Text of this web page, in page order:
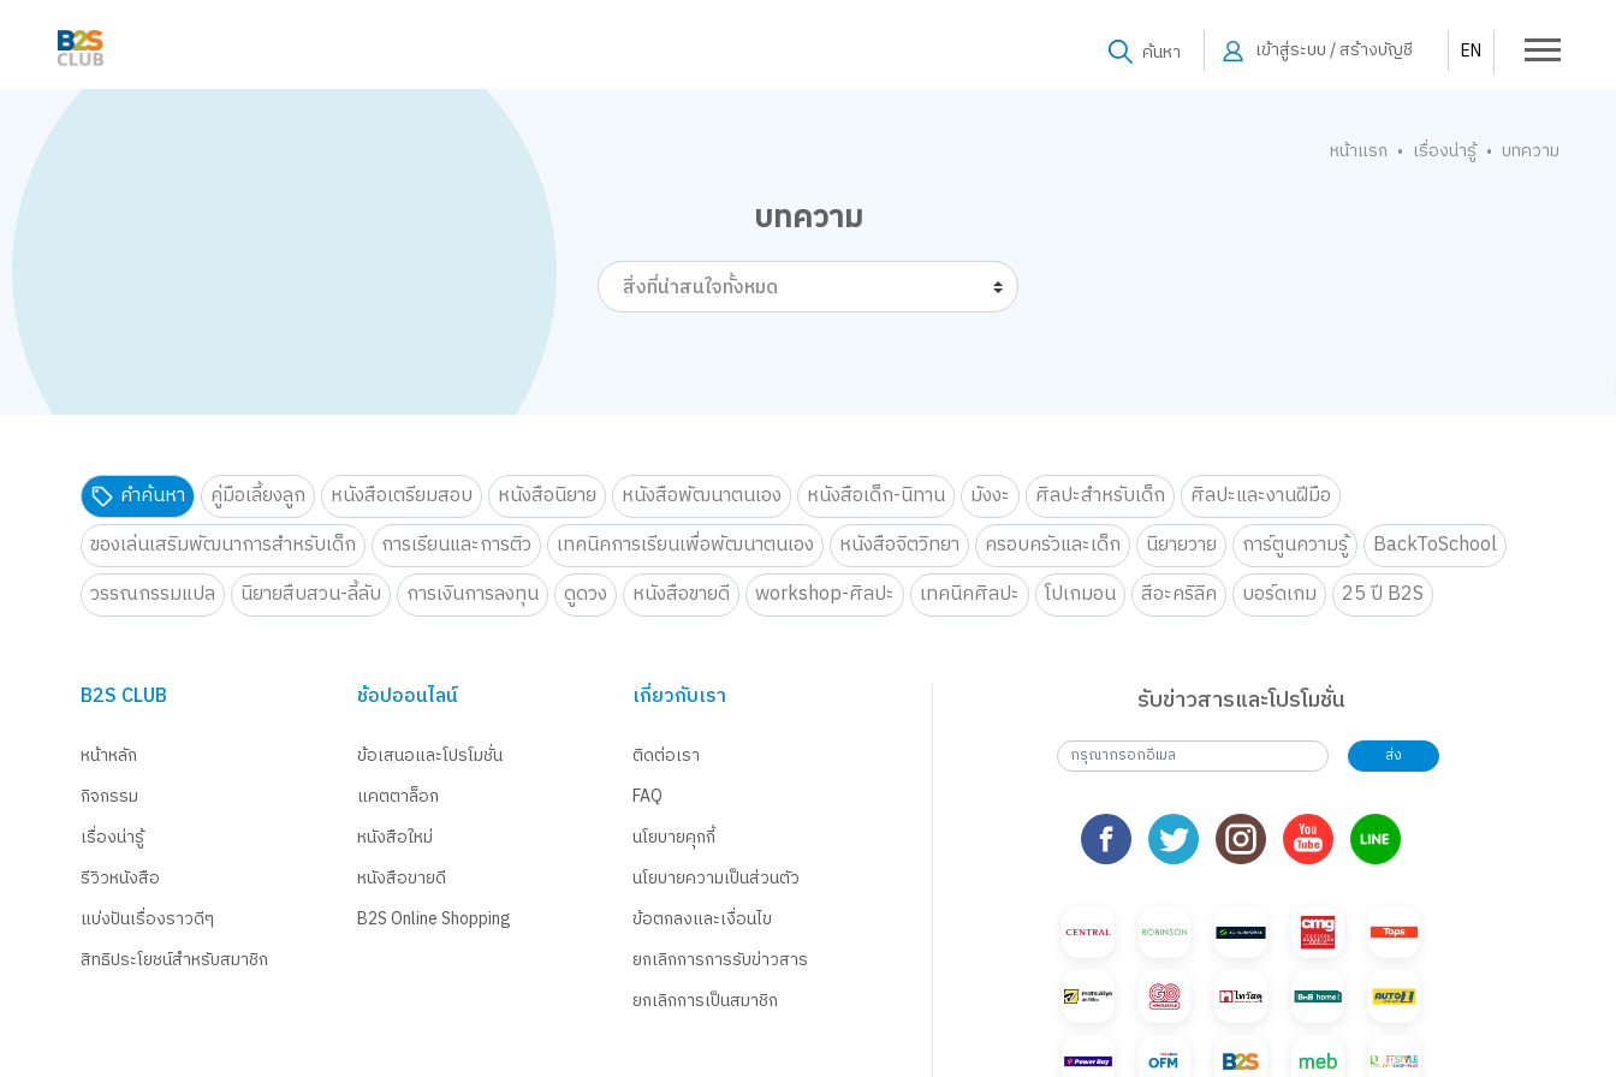
ค้นหา เข้าสู่ระบบ / สร้างบัญชี EN
หน้าแรก • เรื่องน่ารู้ • บทความ
บทความ
สิ่งที่น่าสนใจทั้งหมด
คำค้นหา คู่มือเลี้ยงลูก หนังสือเตรียมสอบ หนังสือนิยาย หนังสือพัฒนาตนเอง หนังสือเด็ก-นิทาน มังงะ ศิลปะสำหรับเด็ก
ศิลปะและงานฝีมือ
ของเล่นเสริมพัฒนาการสำหรับเด็ก
การเรียนและการติว เทคนิคการเรียนเพื่อพัฒนาตนเอง หนังสือจิตวิทยา ครอบครัวและเด็ก นิยายวาย การ์ตูนความรู้
BackToSchool
วรรณกรรมแปล
นิยายสืบสวน-ลี้ลับ การเงินการลงทุน ดูดวง หนังสือขายดี workshop-ศิลปะ เทคนิคศิลปะ โปเกมอน สีอะคริลิค บอร์ดเกม 25 ปี B2S
B2S CLUB
หน้าหลัก
กิจกรรม
เรื่องน่ารู้
รีวิวหนังสือ
แบ่งปันเรื่องราวดีๆ
สิทธิประโยชน์สำหรับสมาชิก
ช้อปออนไลน์
ข้อเสนอและโปรโมชั่น
แคตตาล็อก
หนังสือใหม่
หนังสือขายดี
B2S Online Shopping
เกี่ยวกับเรา
ติดต่อเรา
FAQ
นโยบายคุกกี้
นโยบายความเป็นส่วนตัว
ข้อตกลงและเงื่อนไข
ยกเลิกการการรับข่าวสาร
ยกเลิกการเป็นสมาชิก
รับข่าวสารและโปรโมชั่น
ส่ง